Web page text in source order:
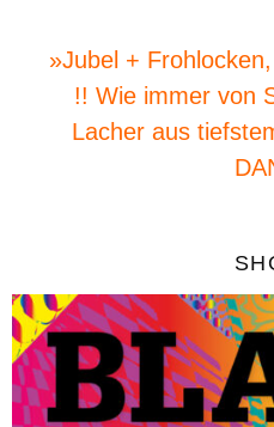
»Jubel + Frohlocken,
!! Wie immer von
Lacher aus